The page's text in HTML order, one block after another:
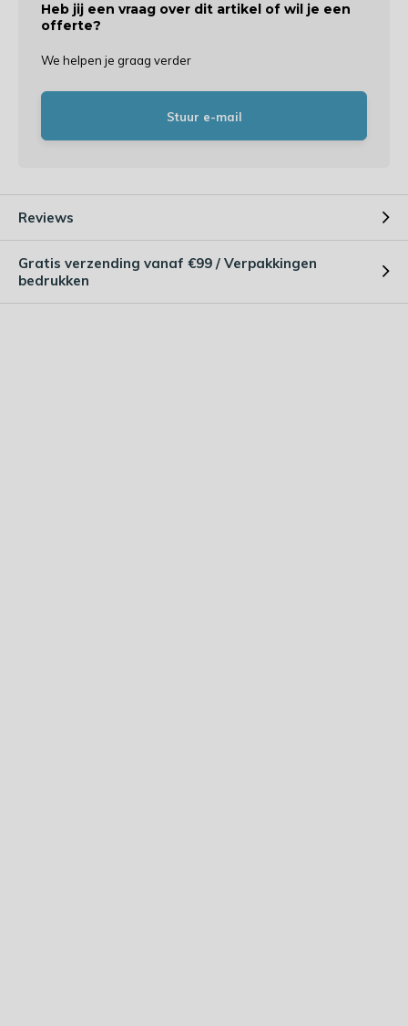
Heb jij een vraag over dit artikel of wil je een
offerte?
We helpen je graag verder
Stuur e-mail
Reviews
Gratis verzending vanaf €99 / Verpakkingen
bedrukken